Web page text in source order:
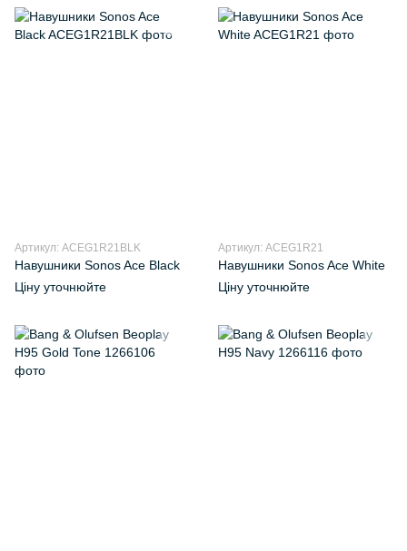
Артикул: ACEG1R21BLK
Навушники Sonos Ace Black
Ціну уточнюйте
Артикул: ACEG1R21
Навушники Sonos Ace White
Ціну уточнюйте